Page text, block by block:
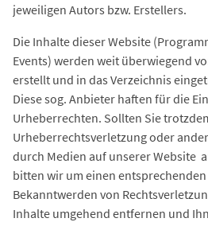
jeweiligen Autors bzw. Erstellers.
Die Inhalte dieser Website
Events) werden weit überwiegend
erstellt und in das Verzeichnis
Diese sog. Anbieter haften für die
Urheberrechten. Sollten Sie
Urheberrechtsverletzung oder
durch Medien auf unserer Website
bitten wir um einen entsprechenden
Bekanntwerden von
Inhalte umgehend entfernen und